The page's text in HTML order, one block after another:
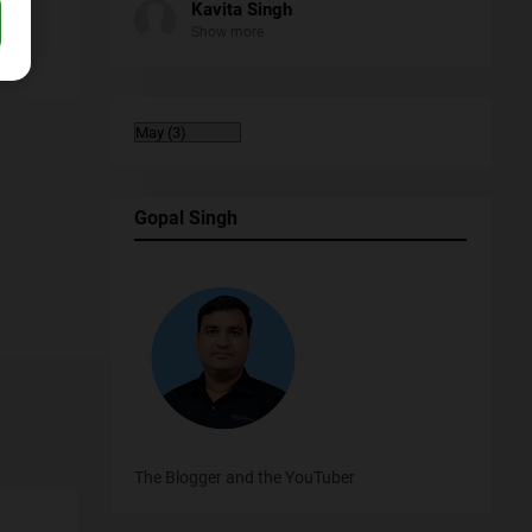
Kavita Singh
Gopal Singh
The Blogger and the YouTuber